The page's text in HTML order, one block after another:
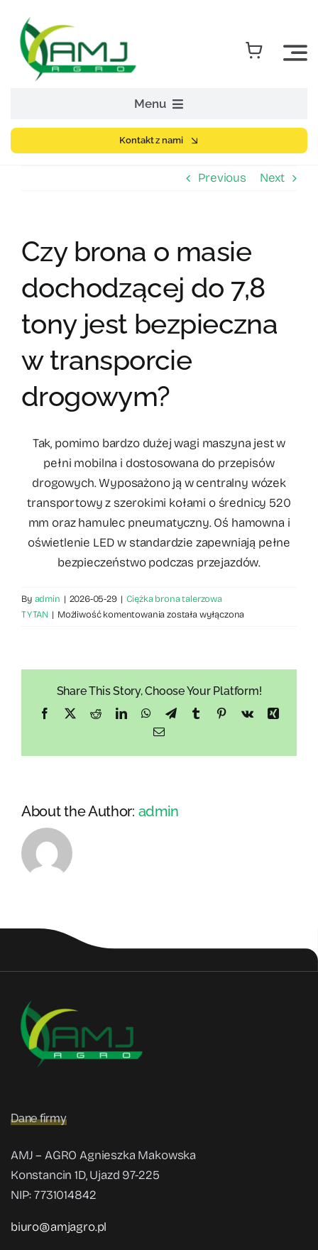
content
Menu
Strona główna
Firma
Blog rolniczy
Kontakt z nami
Previous Next
Czy brona o masie
dochodzącej do 7,8
tony jest bezpieczna
w transporcie
drogowym?
Tak, pomimo bardzo dużej wagi maszyna jest w
pełni mobilna i dostosowana do przepisów
drogowych. Wyposażono ją w centralny wózek
transportowy z szerokimi kołami o średnicy 520
mm oraz hamulec pneumatyczny. Oś hamowna i
oświetlenie LED w standardzie zapewniają pełne
bezpieczeństwo podczas przejazdów.
By admin | 2026-05-29 | Ciężka brona talerzowa
TYTAN | Możliwość komentowaniaCzy
do
7,8
bezpieczna
została wyłączona
Share This Story, Choose Your Platform!
Facebook
X RedditLinkedInWhatsApp
TelegramTumblr PinterestVk
Xing
Email
About the Author: admin
Dane firmy
AMJ – AGRO Agnieszka Makowska
Konstancin 1D, Ujazd 97-225
NIP: 7731014842
biuro@amjagro.pl